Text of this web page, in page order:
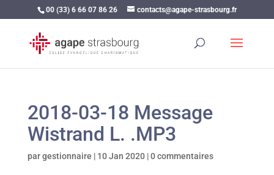
00 (33) 6 66 07 86 26 contacts@agape-strasbourg.fr
2018-03-18 Message
Wistrand L. .MP3
pargestionnaire | 10 Jan 2020|0 commentaires